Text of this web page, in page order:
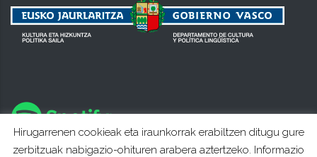
Hirugarrenen cookieak eta iraunkorrak erabiltzen ditugu gure
zerbitzuak nabigazio-ohituren arabera aztertzeko. Informazio